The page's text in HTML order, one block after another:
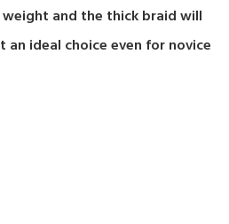
and the thick braid will
ideal choice even for novice